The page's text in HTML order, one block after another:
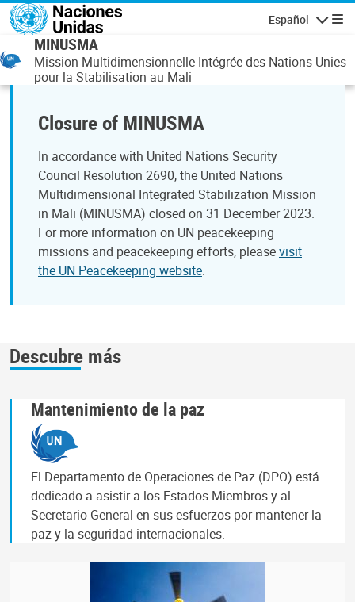
Pasar al contenido principal
Español
MINUSMA
Mission Multidimensionnelle Intégrée des Nations Unies
pour la Stabilisation au Mali
Closure of MINUSMA
In accordance with United Nations Security
Council Resolution 2690, the United Nations
Multidimensional Integrated Stabilization Mission
in Mali (MINUSMA) closed on 31 December 2023.
For more information on UN peacekeeping
missions and peacekeeping efforts, pleasevisit
the UN Peacekeeping website.
Descubre más
Mantenimiento de la paz
El Departamento de Operaciones de Paz (DPO) está
dedicado a asistir a los Estados Miembros y al
Secretario General en sus esfuerzos por mantener la
paz y la seguridad internacionales.